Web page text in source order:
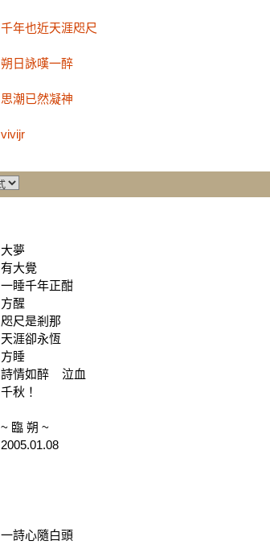
千年也近天涯咫尺
朔日詠嘆一醉
思潮已然凝神
vivijr
大夢
有大覺
一睡千年正酣
方醒
咫尺是剎那
天涯卻永恆
方睡
詩情如醉 泣血
千秋！
~ 臨 朔 ~
2005.01.08
一詩心隨白頭